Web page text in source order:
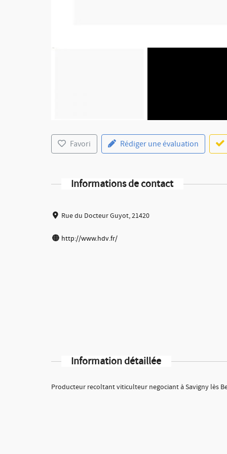
Favori Rédiger une évaluation
Informations de contact
Rue du Docteur Guyot, 21420
http://www.hdv.fr/
Information détaillée
Producteur recoltant viticulteur negociant à Savigny lès